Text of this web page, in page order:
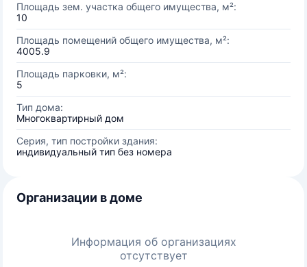
Площадь зем. участка общего имущества, м²:
10
Площадь помещений общего имущества, м²:
4005.9
Площадь парковки, м²:
5
Тип дома:
Многоквартирный дом
Серия, тип постройки здания:
индивидуальный тип без номера
Организации в доме
Информация об организациях
отсутствует